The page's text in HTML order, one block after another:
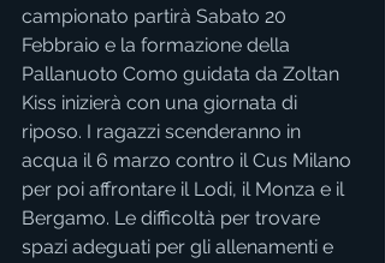
campionato partirà Sabato 20
Febbraio e la formazione della
Pallanuoto Como guidata da Zoltan
Kiss inizierà con una giornata di
riposo. I ragazzi scenderanno in
acqua il 6 marzo contro il Cus Milano
per poi affrontare il Lodi, il Monza e il
Bergamo. Le difficoltà per trovare
spazi adeguati per gli allenamenti e